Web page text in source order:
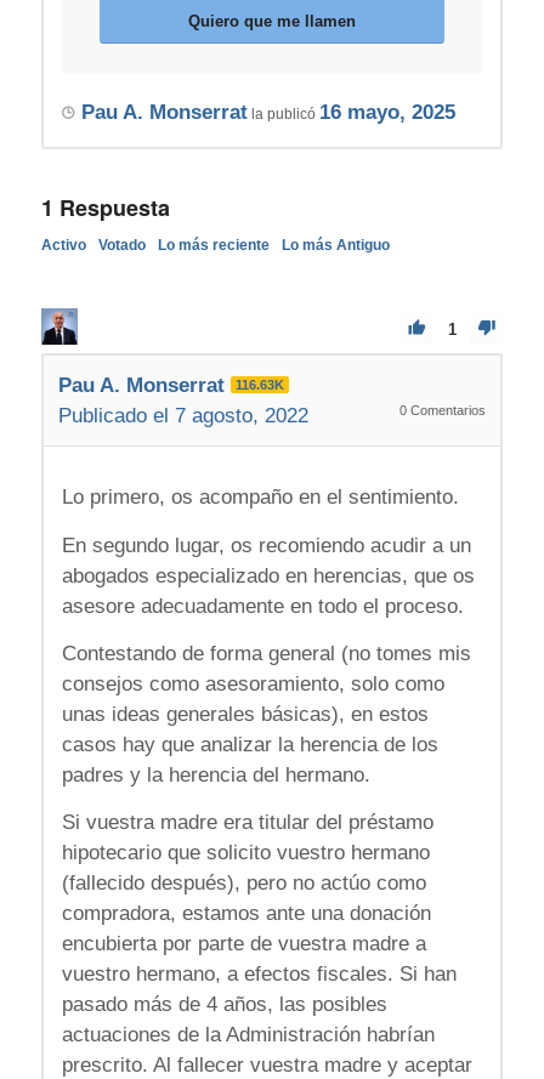
Quiero que me llamen
Pau A. Monserratla publicó 16 mayo, 2025
1 Respuesta
Activo Votado Lo más reciente Lo más Antiguo
1
Pau A. Monserrat 116.63K
Publicado el 7 agosto, 2022 0 Comentarios
Lo primero, os acompaño en el sentimiento.
En segundo lugar, os recomiendo acudir a un
abogados especializado en herencias, que os
asesore adecuadamente en todo el proceso.
Contestando de forma general (no tomes mis
consejos como asesoramiento, solo como
unas ideas generales básicas), en estos
casos hay que analizar la herencia de los
padres y la herencia del hermano.
Si vuestra madre era titular del préstamo
hipotecario que solicito vuestro hermano
(fallecido después), pero no actúo como
compradora, estamos ante una donación
encubierta por parte de vuestra madre a
vuestro hermano, a efectos fiscales. Si han
pasado más de 4 años, las posibles
actuaciones de la Administración habrían
prescrito. Al fallecer vuestra madre y aceptar